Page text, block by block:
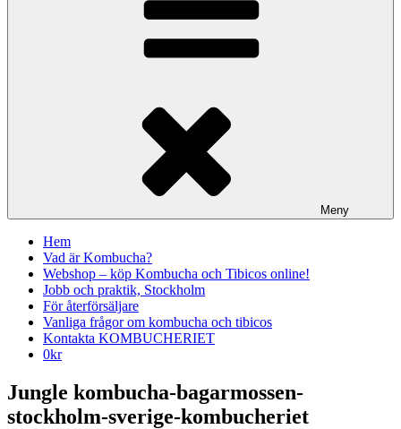
Meny
Hem
Vad är Kombucha?
Webshop – köp Kombucha och Tibicos online!
Jobb och praktik, Stockholm
För återförsäljare
Vanliga frågor om kombucha och tibicos
Kontakta KOMBUCHERIET
0kr
Jungle kombucha-bagarmossen-
stockholm-sverige-kombucheriet